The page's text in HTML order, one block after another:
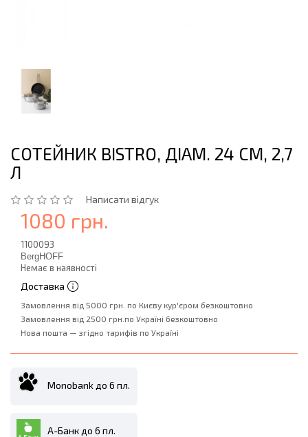
СОТЕЙНИК BISTRO, ДІАМ. 24 СМ, 2,7
Л
Написати відгук
1080 грн.
1100093
BergHOFF
Немає в наявності
Доставка
Замовлення від 5000 грн. по Києву кур'єром безкоштовно
Замовлення від 2500 грн.по Україні безкоштовно
Нова пошта — згідно тарифів по Україні
Monobank до 6 пл.
А-Банк до 6 пл.